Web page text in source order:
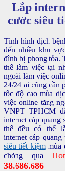
Lắp
cước siêu
Tình hình dịch
đến nhiều khu
đình bị phong tỏa.
thể làm việc tại
ngoài làm việc
24/24 ai cũng cần
tốc độ cao mùa
việc online tăng
VNPT TPHCM
internet cáp quang
thể đều có thể
internet cáp
siêu tiết kiệmmùa
chóng qua
38.686.686